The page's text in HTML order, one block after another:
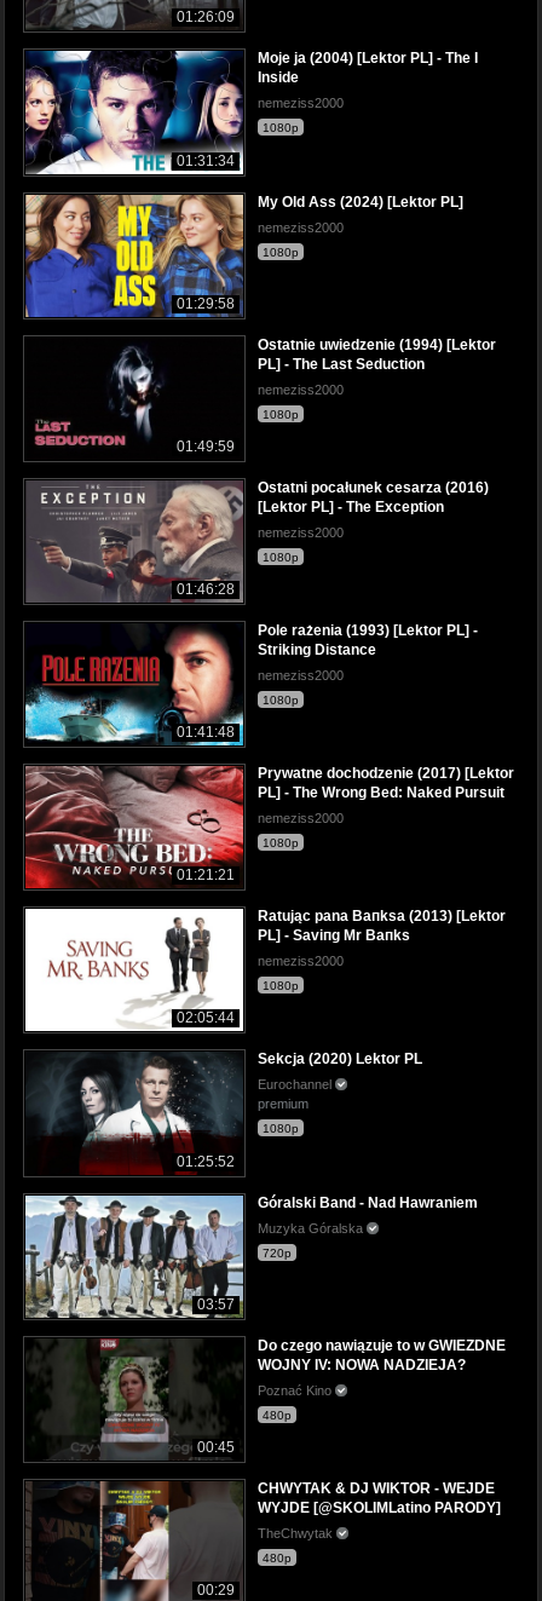
01:26:09
01:31:34
Moje ja (2004) [Lektor PL] - The I
Inside
nemeziss2000
1080p
01:29:58
My Old Ass (2024) [Lektor PL]
nemeziss2000
1080p
01:49:59
Ostatnie uwiedzenie (1994) [Lektor
PL] - The Last Seduction
nemeziss2000
1080p
01:46:28
Ostatni pocałunek cesarza (2016)
[Lektor PL] - The Exception
nemeziss2000
1080p
01:41:48
Pole rażenia (1993) [Lektor PL] -
Striking Distance
nemeziss2000
1080p
01:21:21
Prywatne dochodzenie (2017) [Lektor
PL] - The Wrong Bed: Naked Pursuit
nemeziss2000
1080p
02:05:44
Ratując pana Baпksa (2013) [Lektor
PL] - Saviпg Mr Baпks
nemeziss2000
1080p
01:25:52
Sekcja (2020) Lektor PL
Eurochannel
premium
1080p
03:57
Góralski Band - Nad Hawraniem
Muzyka Góralska
720p
00:45
Do czego nawiązuje to w GWIEZDNE
WOJNY IV: NOWA NADZIEJA?
Poznać Kino
480p
00:29
CHWYTAK & DJ WIKTOR - WEJDE
WYJDE [@SKOLIMLatino PARODY]
TheChwytak
480p